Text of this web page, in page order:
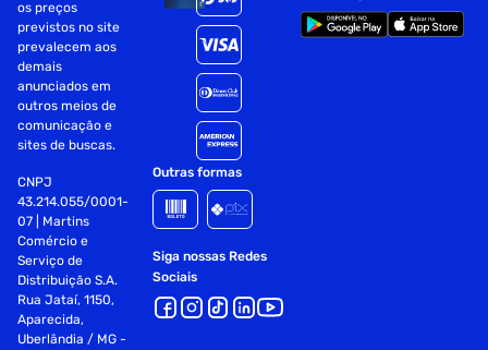
os preços
previstos no site
prevalecem aos
demais
anunciados em
outros meios de
comunicação e
sites de buscas.
CNPJ
43.214.055/0001-
07 | Martins
Comércio e
Serviço de
Distribuição S.A.
Rua Jataí, 1150,
Aparecida,
Uberlândia / MG -
Outras formas
Siga nossas Redes
Sociais